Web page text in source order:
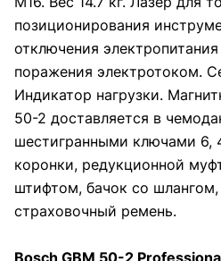
позиционирования
отключения
поражения электротоком.
Индикатор нагрузки.
50-2 доставляется в
шестигранными ключами 6,
коронки, редукционной
штифтом, бачок со
страховочный ремень.